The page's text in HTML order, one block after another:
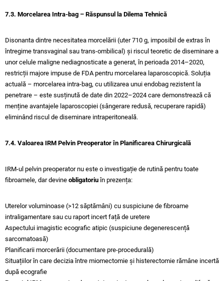
7.3. Morcelarea Intra-bag – Răspunsul la Dilema Tehnică
Disonanta dintre necesitatea morcelării (uter 710 g, imposibil de extras în
întregime transvaginal sau trans-ombilical) și riscul teoretic de diseminare a
unor celule maligne nediagnosticate a generat, în perioada 2014–2020,
restricții majore impuse de FDA pentru morcelarea laparoscopică. Soluția
actuală – morcelarea intra-bag, cu utilizarea unui endobag rezistent la
penetrare – este susținută de date din 2022–2024 care demonstrează că
menține avantajele laparoscopiei (sângerare redusă, recuperare rapidă)
eliminând riscul de diseminare intraperitoneală.
7.4. Valoarea IRM Pelvin Preoperator în Planificarea Chirurgicală
IRM-ul pelvin preoperator nu este o investigație de rutină pentru toate
fibroamele, dar devine obligatoriu în prezența:
Uterelor voluminoase (>12 săptămâni) cu suspiciune de fibroame
intraligamentare sau cu raport incert față de uretere
Aspectului imagistic ecografic atipic (suspiciune degenerescență
sarcomatoasă)
Planificarii morcerării (documentare pre-procedurală)
Situațiilor în care decizia între miomectomie și histerectomie rămâne incertă
după ecografie